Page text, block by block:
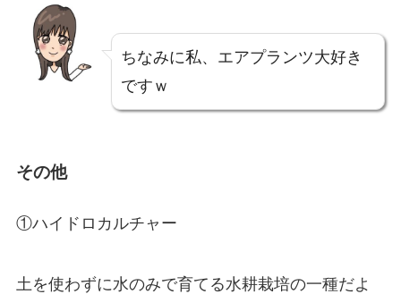
ちなみに私、エアプランツ大好き
ですｗ
その他
①ハイドロカルチャー
土を使わずに水のみで育てる水耕栽培の一種だよ